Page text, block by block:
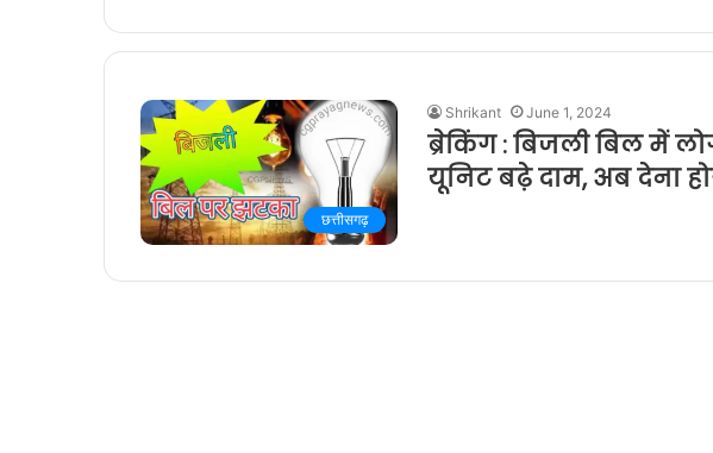
छत्तीसगढ़
Shrikant June 1, 2024
ब्रेकिंग : बिजली बिल में
यूनिट बढ़े दाम, अब देना